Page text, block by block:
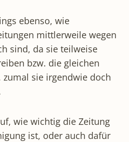
ebenso, wie
mittlerweile wegen
sind, da sie teilweise
bzw. die gleichen
zumal sie irgendwie doch
wie wichtig die Zeitung
ist, oder auch dafür